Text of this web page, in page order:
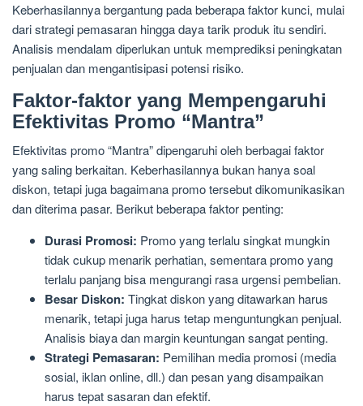
Keberhasilannya bergantung pada beberapa faktor kunci, mulai
dari strategi pemasaran hingga daya tarik produk itu sendiri.
Analisis mendalam diperlukan untuk memprediksi peningkatan
penjualan dan mengantisipasi potensi risiko.
Faktor-faktor yang Mempengaruhi
Efektivitas Promo “Mantra”
Efektivitas promo “Mantra” dipengaruhi oleh berbagai faktor
yang saling berkaitan. Keberhasilannya bukan hanya soal
diskon, tetapi juga bagaimana promo tersebut dikomunikasikan
dan diterima pasar. Berikut beberapa faktor penting:
Durasi Promosi: Promo yang terlalu singkat mungkin
tidak cukup menarik perhatian, sementara promo yang
terlalu panjang bisa mengurangi rasa urgensi pembelian.
Besar Diskon: Tingkat diskon yang ditawarkan harus
menarik, tetapi juga harus tetap menguntungkan penjual.
Analisis biaya dan margin keuntungan sangat penting.
Strategi Pemasaran: Pemilihan media promosi (media
sosial, iklan online, dll.) dan pesan yang disampaikan
harus tepat sasaran dan efektif.